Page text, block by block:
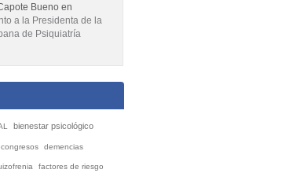
Bueno en
a la Presidenta de la
de Psiquiatría
bienestar psicológico
demencias
factores de riesgo